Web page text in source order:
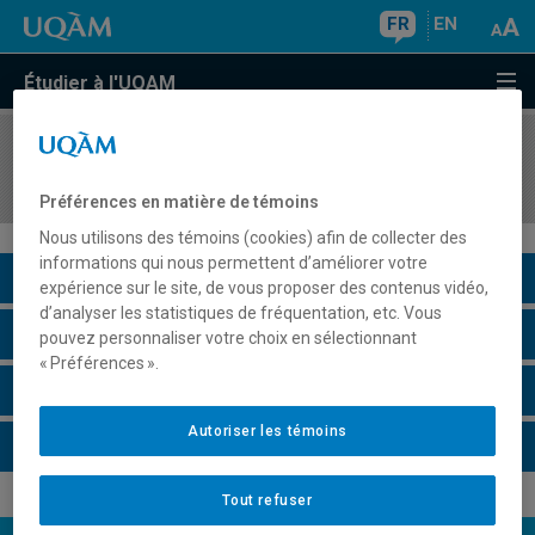
FR EN
Étudier à l'UQAM
COURS//
Description du cours
Horaire - Été 2026
Préférences en matière de témoins
Nous utilisons des témoins (cookies) afin de collecter des
informations qui nous permettent d’améliorer votre
expérience sur le site, de vous proposer des contenus vidéo,
d’analyser les statistiques de fréquentation, etc. Vous
pouvez personnaliser votre choix en sélectionnant
« Préférences ».
Tout refuser
Autoriser les témoins